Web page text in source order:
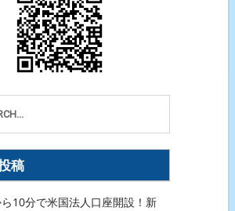
稿
10分で米国法人口座開設！新